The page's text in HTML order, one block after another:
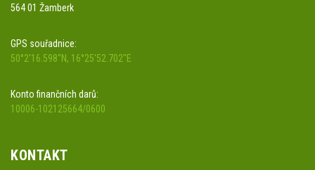
564 01 Žamberk
GPS souřadnice:
50°2'16.598"N, 16°25'52.702"E
Konto finančních darů:
10006-102125664/0600
KONTAKT